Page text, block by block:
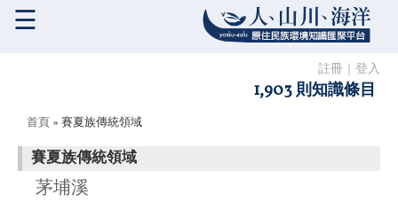
註冊 登入
1,903 則知識條目
☰
您在這裡
首頁 » 賽夏族傳統領域
賽夏族傳統領域
茅埔溪